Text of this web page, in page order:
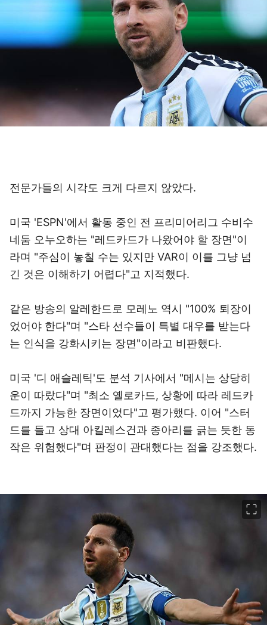
전문가들의 시각도 크게 다르지 않았다.
미국 'ESPN'에서 활동 중인 전 프리미어리그 수비수
네둠 오누오하는 "레드카드가 나왔어야 할 장면"이
라며 "주심이 놓칠 수는 있지만 VAR이 이를 그냥 넘
긴 것은 이해하기 어렵다"고 지적했다.
같은 방송의 알레한드로 모레노 역시 "100% 퇴장이
었어야 한다"며 "스타 선수들이 특별 대우를 받는다
는 인식을 강화시키는 장면"이라고 비판했다.
미국 '디 애슬레틱'도 분석 기사에서 "메시는 상당히
운이 따랐다"며 "최소 옐로카드, 상황에 따라 레드카
드까지 가능한 장면이었다"고 평가했다. 이어 "스터
드를 들고 상대 아킬레스건과 종아리를 긁는 듯한 동
작은 위험했다"며 판정이 관대했다는 점을 강조했다.